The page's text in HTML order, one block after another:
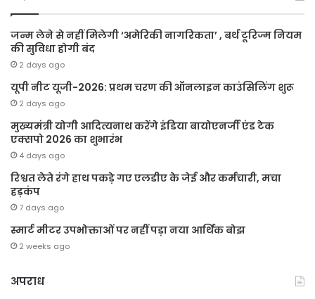
जन्म लेने से नहीं मिलेगी ‘अमेरिकी नागरिकता’ , बर्थ टूरिज्म नियम
की सुविधा होगी बंद
2 days ago
यूपी नीट यूजी-2026: प्रथम चरण की ऑनलाइन काउंसिलिंग शुरू
2 days ago
मुख्यमंत्री योगी आदित्यनाथ करेंगे इंडिया बायोएनर्जी एंड टेक
एक्सपो 2026 का शुभारंभ
4 days ago
रिश्वत लेते रंगे हाथ पकड़े गए एलडीए के जेई और कर्मचारी, मचा
हड़कंप
7 days ago
स्मार्ट मीटर उपभोक्ताओं पर नहीं पड़ा नया आर्थिक बोझ
2 weeks ago
अपराध